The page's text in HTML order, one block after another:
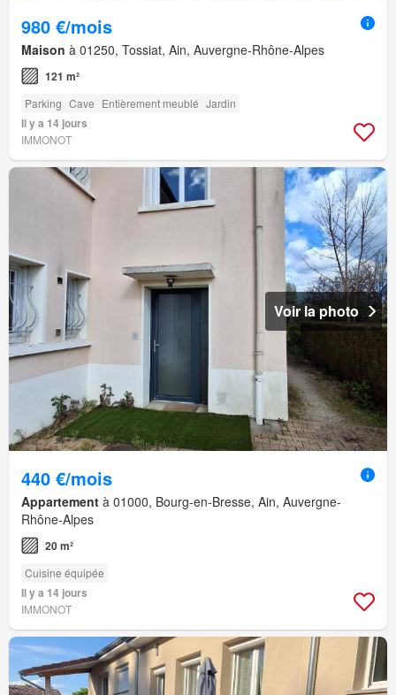
980 €/mois
Maison à 01250, Tossiat, Ain, Auvergne-Rhône-Alpes
121 m²
Parking Cave Entièrement meublé Jardin
Il y a 14 jours
IMMONOT
Voir la photo
440 €/mois
Appartement à 01000, Bourg-en-Bresse, Ain, Auvergne-
Rhône-Alpes
20 m²
Cuisine équipée
Il y a 14 jours
IMMONOT